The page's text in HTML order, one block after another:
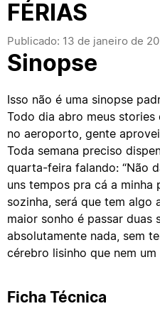
FÉRIAS
Publicado: 13 de janeiro de
Sinopse
Isso não é uma sinopse
Todo dia abro meus
no aeroporto, gente
Toda semana preciso
quarta-feira falando: “Não
uns tempos pra cá a
sozinha, será que tem algo
maior sonho é passar duas
absolutamente nada, sem
cérebro lisinho que nem
Ficha Técnica